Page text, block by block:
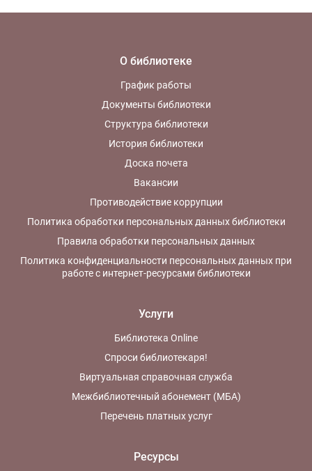
О библиотеке
График работы
Документы библиотеки
Структура библиотеки
История библиотеки
Доска почета
Вакансии
Противодействие коррупции
Политика обработки персональных данных библиотеки
Правила обработки персональных данных
Политика конфиденциальности персональных данных при
работе с интернет-ресурсами библиотеки
Услуги
Библиотека Online
Спроси библиотекаря!
Виртуальная справочная служба
Межбиблиотечный абонемент (МБА)
Перечень платных услуг
Ресурсы